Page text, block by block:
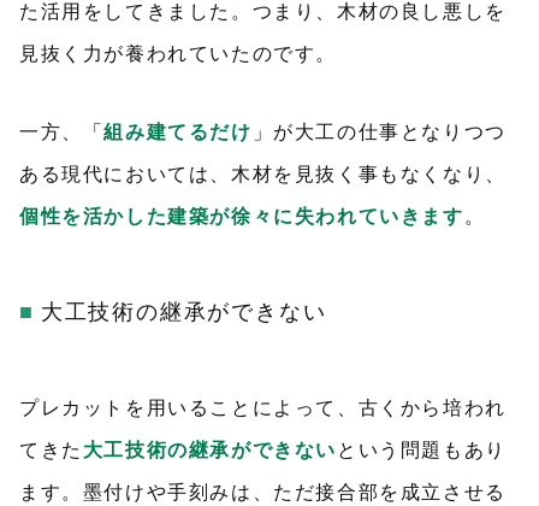
た活用をしてきました。つまり、木材の良し悪しを
見抜く力が養われていたのです。
一方、「組み建てるだけ 」が大工の仕事となりつつ
ある現代においては、木材を見抜く事もなくなり、
個性を活かした建築が徐々に失われていきます 。
大工技術の継承ができない
プレカットを用いることによって、古くから培われ
てきた 大工技術の継承ができない という問題もあり
ます。墨付けや手刻みは、ただ接合部を成立させる